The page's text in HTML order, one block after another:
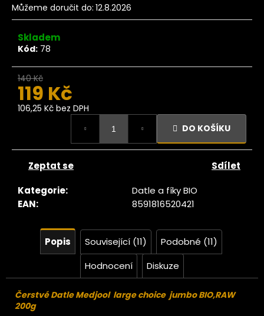
Můžeme doručit do: 12.8.2026
Skladem
Kód: 78
140 Kč
119 Kč
106,25 Kč bez DPH
DO KOŠÍKU
Kategorie:
Datle a fíky BIO
EAN: 8591816520421
Zeptat se Sdílet
Popis Související (11)
Podobné (11)
Hodnocení
Diskuze
Čerstvé Datle Medjool large choice jumbo BIO,RAW
200g
o
r
u
č
e
m
e
Ze
BIO
g